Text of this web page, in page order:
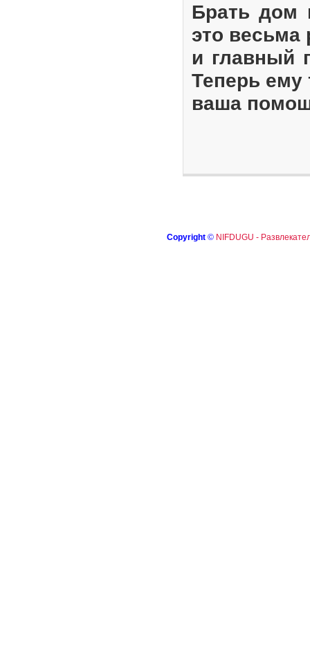
Брать дом
это весьма
и главный
Теперь ему
ваша
Copyright © NIFDUGU -